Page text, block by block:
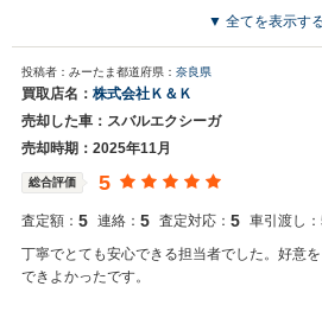
▼ 全てを表示す
投稿者：みーたま都道府県： 奈良県
買取店名： 株式会社Ｋ＆Ｋ
売却した車：スバルエクシーガ
売却時期：2025年11月
総合評価 5
査定額： 5 連絡： 5 査定対応： 5 車引渡し：
丁寧でとても安心できる担当者でした。好意
できよかったです。